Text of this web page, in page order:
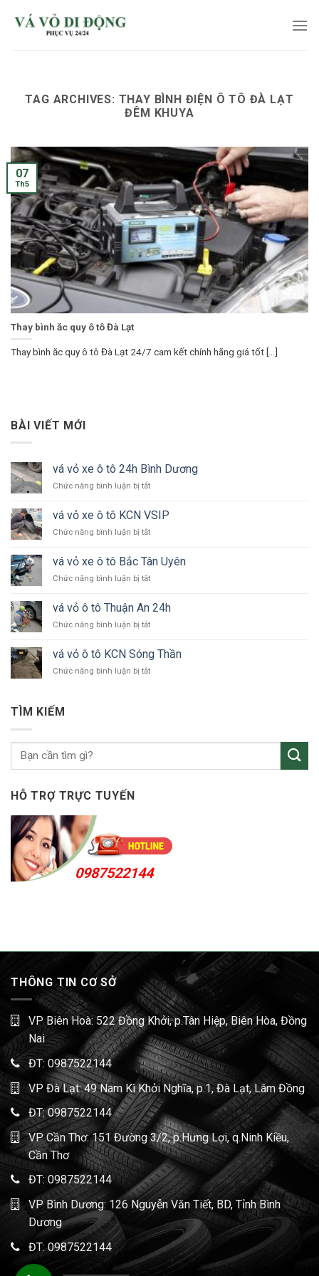
TAG ARCHIVES: THAY BÌNH ĐIỆN Ô TÔ ĐÀ LẠT
ĐÊM KHUYA
Thay bình ăc quy ô tô Đà Lạt
Thay bình ăc quy ô tô Đà Lạt 24/7 cam kết chính hãng giá tốt [...]
07
Th5
BÀI VIẾT MỚI
vá vỏ xe ô tô 24h Bình Dương
Chức năng bình luận bị tắtở
vỏ
xe
ô
24h
Dương
vá vỏ xe ô tô KCN VSIP
Chức năng bình luận bị tắtở
vỏ
xe
ô
KCN
vá vỏ xe ô tô Bắc Tân Uyên
Chức năng bình luận bị tắtở
vỏ
xe
ô
Bắc
Tân
Uyên
vá vỏ ô tô Thuận An 24h
Chức năng bình luận bị tắtở
ô
tô
vá vỏ ô tô KCN Sóng Thần
Chức năng bình luận bị tắtở
Sóng
TÌM KIẾM
HỖ TRỢ TRỰC TUYẾN
0987522144
THÔNG TIN CƠ SỞ
VP Biên Hoà: 522 Đồng Khởi, p.Tân Hiệp, Biên Hòa, Đồng
Nai
ĐT: 0987522144
VP Đà Lạt: 49 Nam Kì Khởi Nghĩa, p.1, Đà Lạt, Lâm Đồng
ĐT:0987522144
VP Cần Thơ: 151 Đường 3/2, p.Hưng Lợi, q.Ninh Kiều,
Cần Thơ
ĐT: 0987522144
VP Bình Dương: 126 Nguyễn Văn Tiết, BD, Tỉnh Bình
Dương
ĐT: 0987522144